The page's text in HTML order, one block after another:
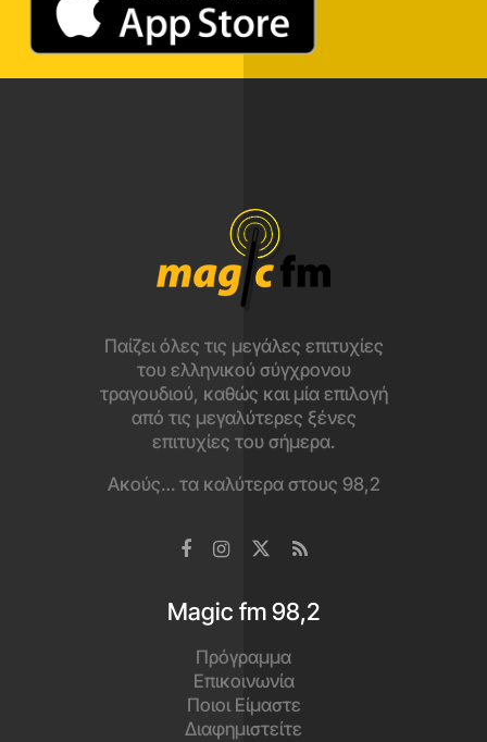
Παίζει όλες τις μεγάλες επιτυχίες
του ελληνικού σύγχρονου
τραγουδιού, καθώς και μία επιλογή
από τις μεγαλύτερες ξένες
επιτυχίες του σήμερα.
Ακούς… τα καλύτερα στους 98,2
Magic fm 98,2
Πρόγραμμα
Επικοινωνία
Ποιοι Είμαστε
Διαφημιστείτε